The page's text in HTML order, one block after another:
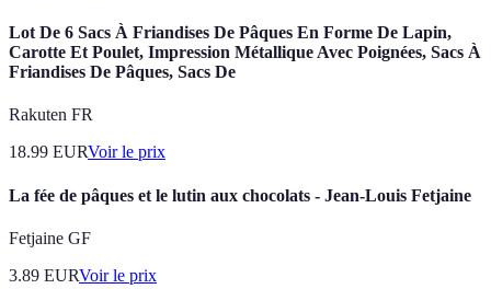
Lot De 6 Sacs À Friandises De Pâques En Forme De Lapin,
Carotte Et Poulet, Impression Métallique Avec Poignées, Sacs À
Friandises De Pâques, Sacs De
Rakuten FR
18.99 EURVoir le prix
La fée de pâques et le lutin aux chocolats - Jean-Louis Fetjaine
Fetjaine GF
3.89 EURVoir le prix